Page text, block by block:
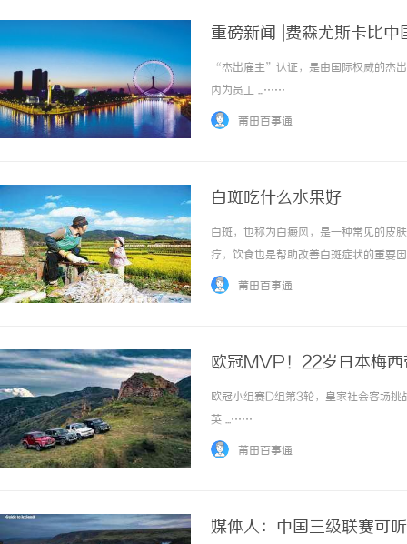
重磅新闻 |费森尤斯卡比
“杰出雇主”认证，是由国际权威的杰
内为员工 ...……
莆田百事通
白斑吃什么水果好
白斑，也称为白癜风，是一种常见的皮
疗，饮食也是帮助改善白斑症状的重要
够增强免疫系统，促进黑色素的生成。
莆田百事通
欧冠MVP！22岁日本梅
欧冠小组赛D组第3轮，皇家社会客场
英 ...……
莆田百事通
媒体人：中国三级联赛可